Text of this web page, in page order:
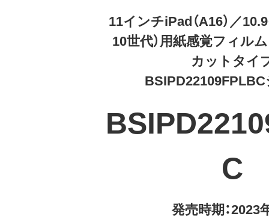
11インチiPad（A16）／
10世代）用紙感覚フィル
カットタイ
C
発売時期：2023